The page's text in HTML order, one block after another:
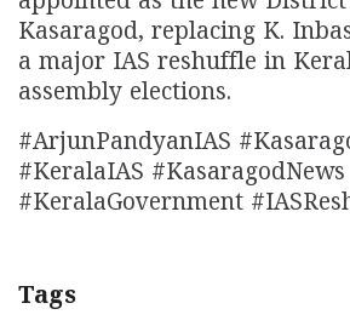
Kasaragod, replacing K.
a major IAS reshuffle in
assembly elections.
#ArjunPandyanIAS
#KeralaIAS #KasaragodNews
#KeralaGovernment
Tags